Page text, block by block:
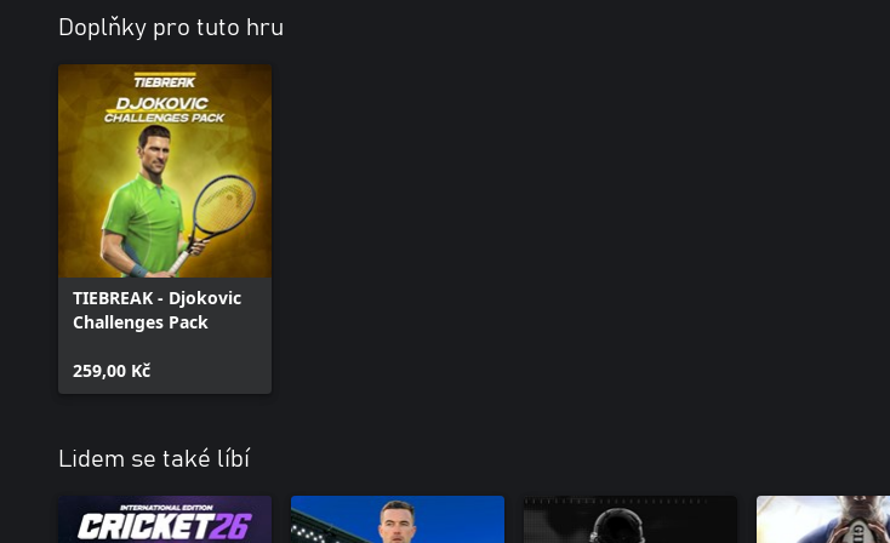
Doplňky pro tuto hru
TIEBREAK - Djokovic
Challenges Pack
259,00 Kč
Lidem se také líbí